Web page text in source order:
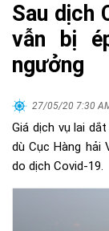
Sau dịch
vẫn bị
ngưởng
27/05/20 7:30
Giá dịch vụ lai
dù Cục Hàng hải
do dịch Covid-19.